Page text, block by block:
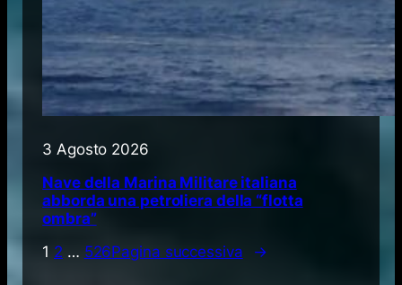
3 Agosto 2026
Nave della Marina Militare italiana
abborda una petroliera della “flotta
ombra”
1 2 … 526Pagina successiva →